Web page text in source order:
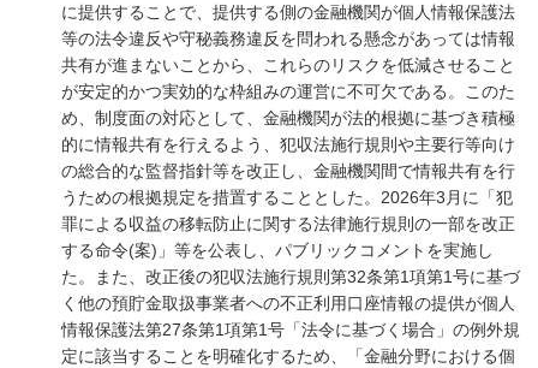
に提供することで、提供する側の金融機関が個人情報保護法
等の法令違反や守秘義務違反を問われる懸念があっては情報
共有が進まないことから、これらのリスクを低減させること
が安定的かつ実効的な枠組みの運営に不可欠である。このた
め、制度面の対応として、金融機関が法的根拠に基づき積極
的に情報共有を行えるよう、犯収法施行規則や主要行等向け
の総合的な監督指針等を改正し、金融機関間で情報共有を行
うための根拠規定を措置することとした。2026年3月に「犯
罪による収益の移転防止に関する法律施行規則の一部を改正
する命令(案)」等を公表し、パブリックコメントを実施し
た。また、改正後の犯収法施行規則第32条第1項第1号に基づ
く他の預貯金取扱事業者への不正利用口座情報の提供が個人
情報保護法第27条第1項第1号「法令に基づく場合」の例外規
定に該当することを明確化するため、「金融分野における個